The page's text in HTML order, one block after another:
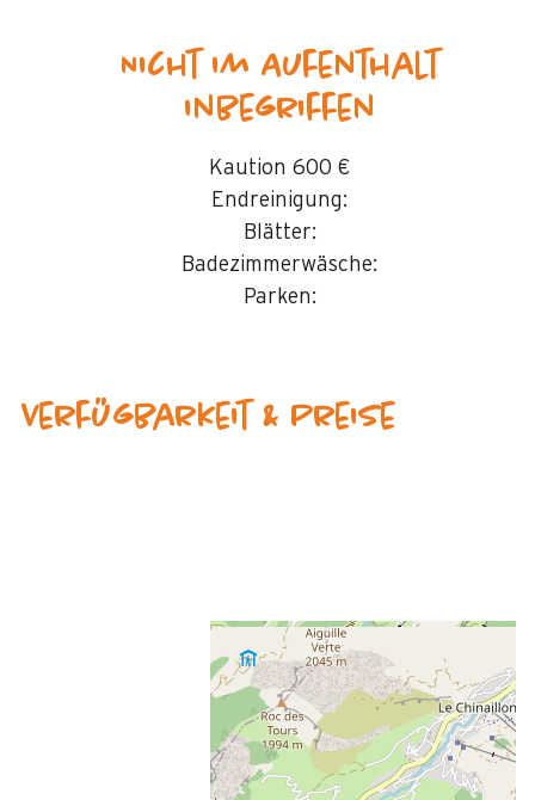
Nicht im Aufenthalt
inbegriffen
Kaution 600 €
Endreinigung:
Blätter:
Badezimmerwäsche:
Parken:
Verfügbarkeit & Preise